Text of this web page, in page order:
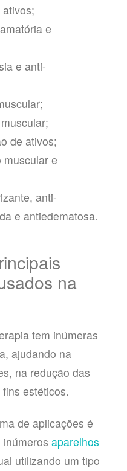
e
e anti-
de ativos;
muscular e
anti-
e antiedematosa.
na
tem inúmeras
ajudando na
na redução das
estéticos.
de aplicações é
aparelhos
utilizando um tipo